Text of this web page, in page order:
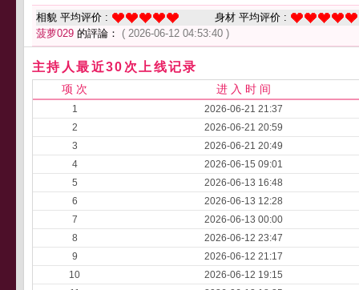
相貌 平均评价 :
身材 平均评价 :
菠萝029 的評論： ( 2026-06-12 04:53:40 )
主持人最近30次上线记录
项 次 进 入 时 间
1
2026-06-21 21:37
2
2026-06-21 20:59
3
2026-06-21 20:49
4
2026-06-15 09:01
5
2026-06-13 16:48
6
2026-06-13 12:28
7
2026-06-13 00:00
8
2026-06-12 23:47
9
2026-06-12 21:17
10
2026-06-12 19:15